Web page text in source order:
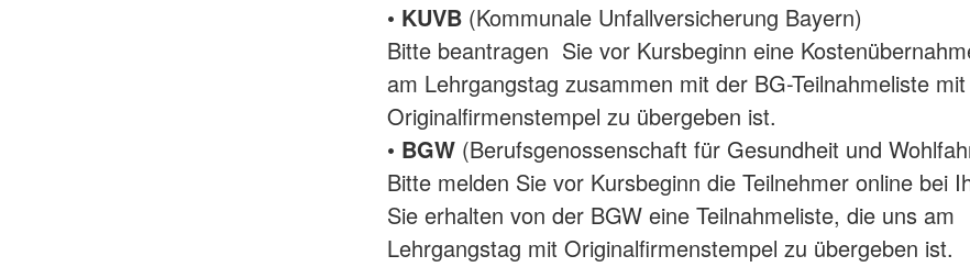
• KUVB (Kommunale Unfallversicherung Bayern)
Bitte beantragen Sie vor Kursbeginn eine
am Lehrgangstag zusammen mit der BG-Teilnahmeliste mit
Originalfirmenstempel zu übergeben ist.
• BGW (Berufsgenossenschaft für Gesundheit und
Bitte melden Sie vor Kursbeginn die Teilnehmer online bei
Sie erhalten von der BGW eine Teilnahmeliste, die uns am
Lehrgangstag mit Originalfirmenstempel zu übergeben ist.